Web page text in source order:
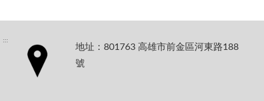
:::
地址：801763 高雄市前金區河東路188
號